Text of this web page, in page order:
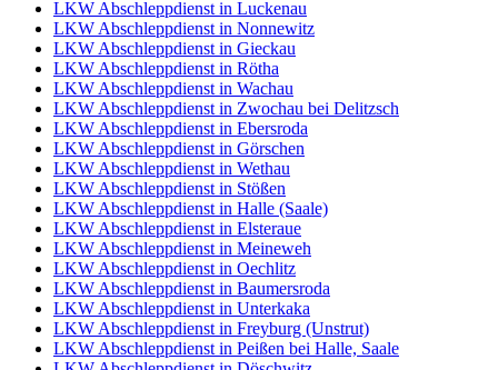
LKW Abschleppdienst in Luckenau
LKW Abschleppdienst in Nonnewitz
LKW Abschleppdienst in Gieckau
LKW Abschleppdienst in Rötha
LKW Abschleppdienst in Wachau
LKW Abschleppdienst in Zwochau bei Delitzsch
LKW Abschleppdienst in Ebersroda
LKW Abschleppdienst in Görschen
LKW Abschleppdienst in Wethau
LKW Abschleppdienst in Stößen
LKW Abschleppdienst in Halle (Saale)
LKW Abschleppdienst in Elsteraue
LKW Abschleppdienst in Meineweh
LKW Abschleppdienst in Oechlitz
LKW Abschleppdienst in Baumersroda
LKW Abschleppdienst in Unterkaka
LKW Abschleppdienst in Freyburg (Unstrut)
LKW Abschleppdienst in Peißen bei Halle, Saale